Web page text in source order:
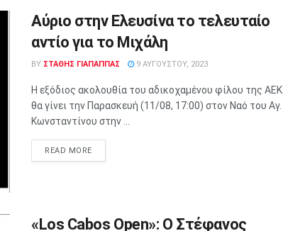
Αύριο στην Ελευσίνα το τελευταίο
αντίο για το Μιχάλη
BY ΣΤΑΘΗΣ ΓΊΑΠΑΠΠΑΣ 9 ΑΥΓΟΎΣΤΟΥ, 2023
Η εξόδιος ακολουθία του αδικοχαμένου φίλου της ΑΕΚ
θα γίνει την Παρασκευή (11/08, 17:00) στον Ναό του Αγ.
Κωνσταντίνου στην ...
READ MORE
«Los Cabos Open»: Ο Στέφανος